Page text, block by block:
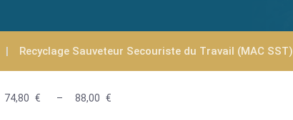
Recyclage Sauveteur Secouriste du Travail (MAC SST)
74,80 € – 88,00 €